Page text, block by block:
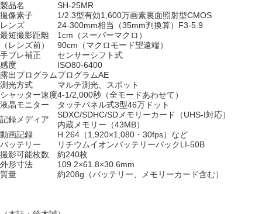
製品名
SH-25MR
撮像素子
1/2.3型有効1,600万画素裏面照射型CMOS
レンズ
24-300mm相当（35mm判換算）F3-5.9
最短撮影距離
（レンズ前）
1cm（スーパーマクロ）
90cm（マクロモード望遠端）
手ブレ補正
センサーシフト式
感度
ISO80-6400
露出プログラムプログラムAE
測光方式
マルチ測光、スポット
シャッター速度4-1/2,000秒（全モードあわせて）
液晶モニター
タッチパネル式3型46万ドット
記録メディア
SDXC/SDHC/SDメモリーカード（UHS-I対応）
内蔵メモリー（43MB）
動画記録
H.264（1,920×1,080・30fps）など
バッテリー
リチウムイオンバッテリーパックLI-50B
撮影可能枚数
約240枚
外形寸法
109.2×61.8×30.6mm
質量
約208g（バッテリー、メモリーカード含む）